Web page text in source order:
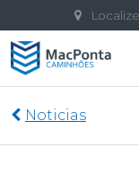
Noticias